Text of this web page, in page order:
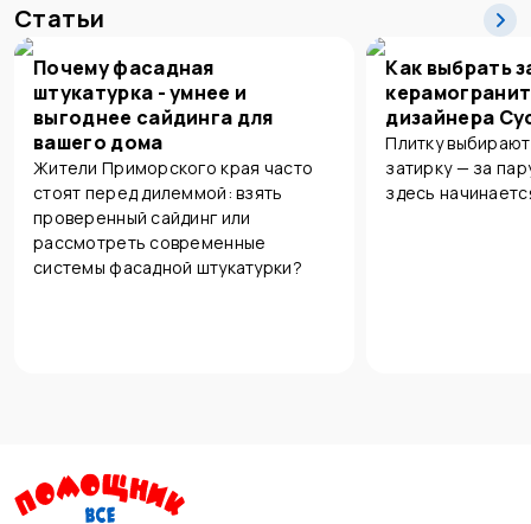
Статьи
Почему фасадная
штукатурка - умнее и
выгоднее сайдинга для
вашего дома
Жители Приморского края часто
стоят перед дилеммой: взять
проверенный сайдинг или
рассмотреть современные
системы фасадной штукатурки?
Как выбрать
дизайнера
Плитку
затирку — за
здесь